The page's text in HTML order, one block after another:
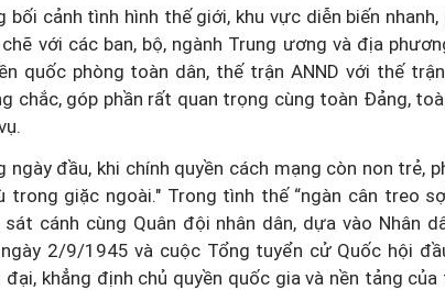
bối cảnh tình hình thế giới, khu vực diễn biến
với các ban, bộ, ngành Trung ương và địa
quốc phòng toàn dân, thế trận ANND với thế
chắc, góp phần rất quan trọng cùng toàn Đảng,
ngày đầu, khi chính quyền cách mạng còn non trẻ,
trong giặc ngoài." Trong tình thế “ngàn cân treo
sát cánh cùng Quân đội nhân dân, dựa vào Nhân
2/9/1945 và cuộc Tổng tuyển cử Quốc hội
khẳng định chủ quyền quốc gia và nền tảng